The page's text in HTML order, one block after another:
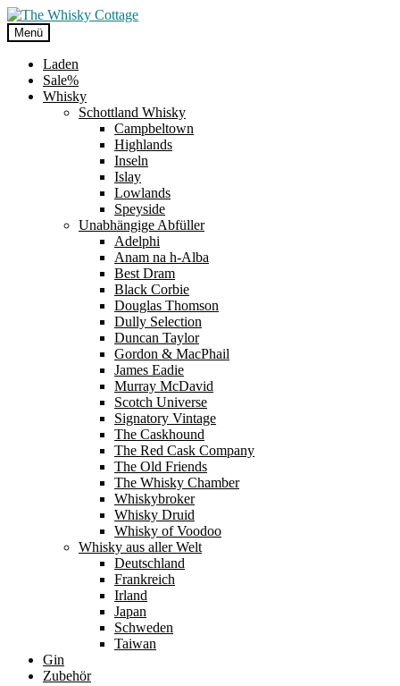
Zur
Navigation
springen
Zum
Inhalt
springen
Menü
Laden
Sale%
Whisky
Schottland Whisky
Campbeltown
Highlands
Inseln
Islay
Lowlands
Speyside
Unabhängige Abfüller
Adelphi
Anam na h-Alba
Best Dram
Black Corbie
Douglas Thomson
Dully Selection
Duncan Taylor
Gordon & MacPhail
James Eadie
Murray McDavid
Scotch Universe
Signatory Vintage
The Caskhound
The Red Cask Company
The Old Friends
The Whisky Chamber
Whiskybroker
Whisky Druid
Whisky of Voodoo
Whisky aus aller Welt
Deutschland
Frankreich
Irland
Japan
Schweden
Taiwan
Gin
Zubehör